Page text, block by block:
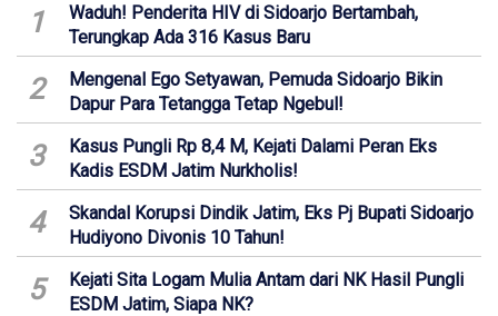
1
Waduh! Penderita HIV di Sidoarjo Bertambah,
Terungkap Ada 316 Kasus Baru
2
Mengenal Ego Setyawan, Pemuda Sidoarjo Bikin
Dapur Para Tetangga Tetap Ngebul!
3
Kasus Pungli Rp 8,4 M, Kejati Dalami Peran Eks
Kadis ESDM Jatim Nurkholis!
4
Skandal Korupsi Dindik Jatim, Eks Pj Bupati Sidoarjo
Hudiyono Divonis 10 Tahun!
5
Kejati Sita Logam Mulia Antam dari NK Hasil Pungli
ESDM Jatim, Siapa NK?